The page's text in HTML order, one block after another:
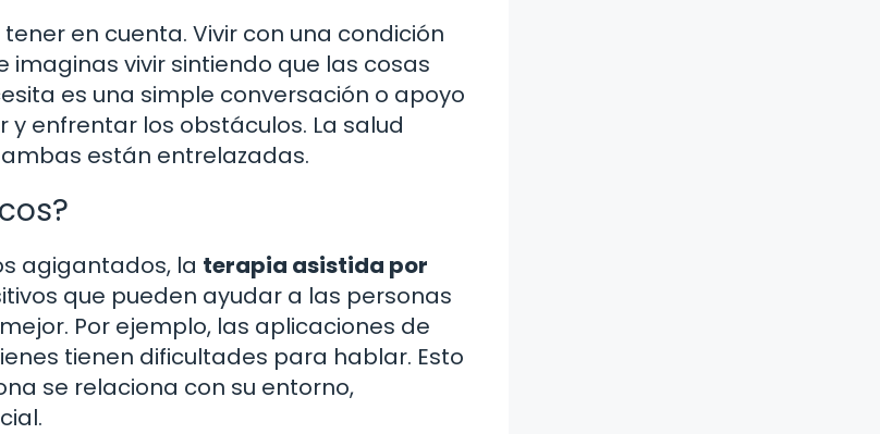
en cuenta. Vivir con una condición
vivir sintiendo que las cosas
es una simple conversación o apoyo
enfrentar los obstáculos. La salud
están entrelazadas.
agigantados, la terapia asistida por
que pueden ayudar a las personas
Por ejemplo, las aplicaciones de
tienen dificultades para hablar. Esto
se relaciona con su entorno,